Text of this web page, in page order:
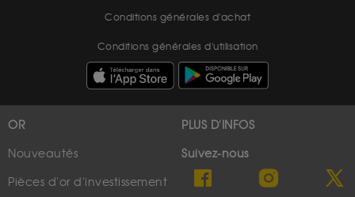
Conditions générales d'achat
Conditions générales d'utilisation
OR
Nouveautés
Pièces d'or d'investissement
PLUS D'INFOS
Suivez-nous